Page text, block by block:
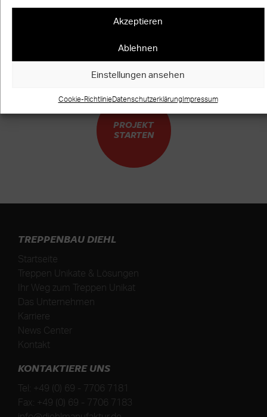
Akzeptieren
Ablehnen
Einstellungen ansehen
Cookie-RichtlinieDatenschutzerklärungImpressum
BEREIT FÜR IHR EIGENES TREPPEN
UNIKAT?
WARUM WARTEN?
PROJEKT
STARTEN
TREPPENBAU DIEHL
Startseite
Treppen Unikate & Lösungen
Ihr Weg zum Treppen Unikat
Das Unternehmen
Karriere
News Center
Kontakt
KONTAKTIERE UNS
Tel: +49 (0) 69 - 7706 7181
Fax: +49 (0) 69 - 7706 7183